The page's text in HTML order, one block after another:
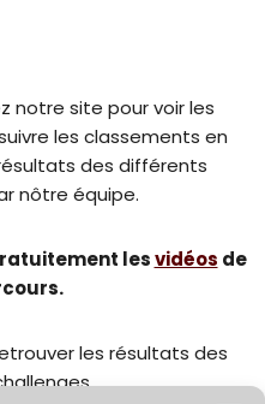
notre site pour voir les
les classements en
des différents
nôtre équipe.
lesvidéos de
les résultats des